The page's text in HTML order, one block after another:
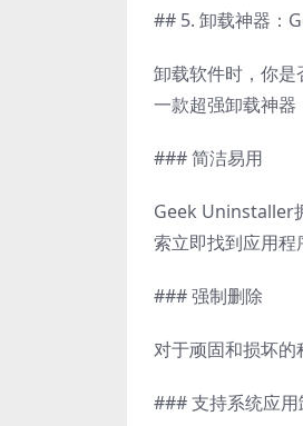
## 5. 卸载神器：
卸载软件时，你
一款超强卸载神器
### 简洁易用
Geek Uninstaller
索立即找到应用程
### 强制删除
对于顽固和损坏
### 支持系统应用